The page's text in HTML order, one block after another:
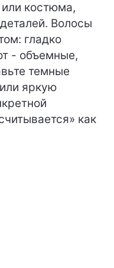
костюма,
Волосы
гладко
- объемные,
темные
яркую
как